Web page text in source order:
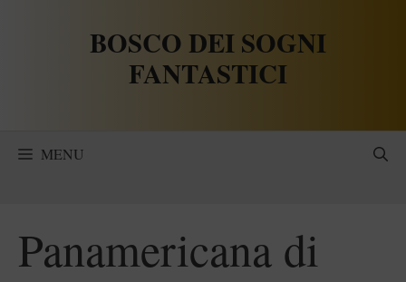
BOSCO DEI SOGNI
FANTASTICI
MENU
Panamericana di